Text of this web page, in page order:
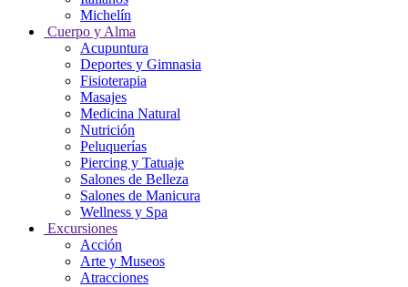
Michelín
Cuerpo y Alma
Acupuntura
Deportes y Gimnasia
Fisioterapia
Masajes
Medicina Natural
Nutrición
Peluquerías
Piercing y Tatuaje
Salones de Belleza
Salones de Manicura
Wellness y Spa
Excursiones
Acción
Arte y Museos
Atracciones